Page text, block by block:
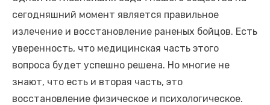
сегодняшний момент является правильное
излечение и восстановление раненых бойцов. Есть
уверенность, что медицинская часть этого
вопроса будет успешно решена. Но многие не
знают, что есть и вторая часть, это
восстановление физическое и психологическое.